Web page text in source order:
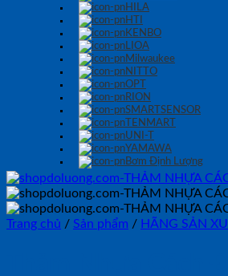
HILA
HTI
KENBO
LIOA
Milwaukee
NITTO
OPT
RION
SMARTSENSOR
TENMART
UNI-T
YAMAWA
Bơm Định Lượng
Trang chủ / Sản phẩm / HÃNG SẢN